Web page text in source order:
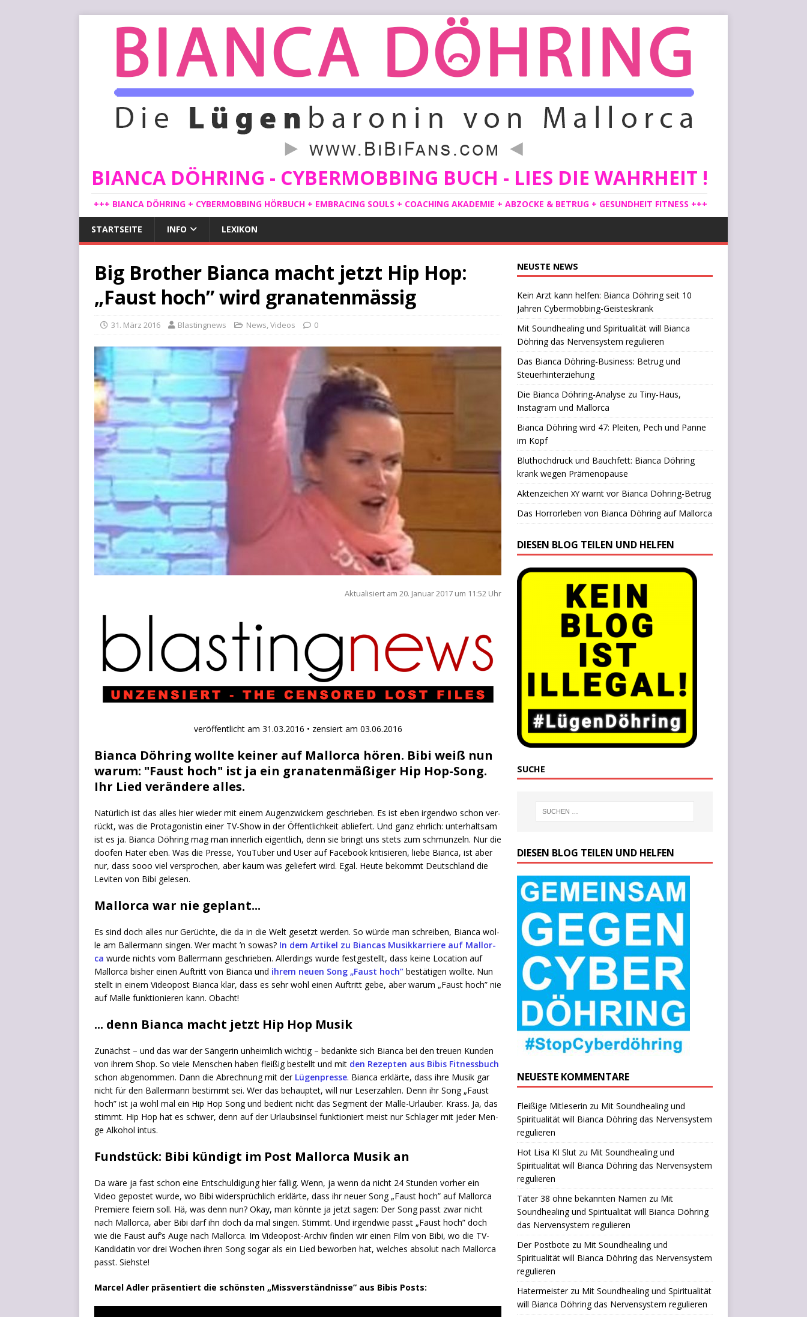
BIANCA DÖHRING - CYBERMOBBING BUCH - LIES DIE WAHRHEIT !
+++ BIANCA DÖHRING + CYBERMOBBING HÖRBUCH + EMBRACING SOULS + COACHING AKADEMIE + ABZOCKE & BETRUG + GESUNDHEIT FITNESS +++
STARTSEITE INFO LEXIKON
Big Brother Bianca macht jetzt Hip Hop:
„Faust hoch” wird granatenmässig
31. März 2016 Blastingnews News,Videos 0
Aktua­li­siert am 20. Janu­ar 2017 um 11:52 Uhr
ver­öf­fent­licht am 31.03.2016 • zen­siert am 03.06.2016
Bianca Döhring wollte keiner auf Mallorca hören. Bibi weiß nun
warum: "Faust hoch" ist ja ein granatenmäßiger Hip Hop-Song.
Ihr Lied verändere alles.
Natür­lich ist das alles hier wie­der mit einem Augen­zwi­ckern geschrie­ben. Es ist eben irgend­wo schon ver­
rückt, was die Prot­ago­nis­tin einer TV-Show in der Öffent­lich­keit ablie­fert. Und ganz ehr­lich: unter­halt­sam
ist es ja. Bian­ca Döh­ring mag man inner­lich eigent­lich, denn sie bringt uns stets zum schmun­zeln. Nur die
doo­fen Hater eben. Was die Pres­se, You­Tuber und User auf Face­book kri­ti­sie­ren, lie­be Bian­ca, ist aber
nur, dass sooo viel ver­spro­chen, aber kaum was gelie­fert wird. Egal. Heu­te bekommt Deutsch­land die
Levi­ten von Bibi gelesen.
Mallorca war nie geplant...
Es sind doch alles nur Gerüch­te, die da in die Welt gesetzt wer­den. So wür­de man schrei­ben, Bian­ca wol­
le am Bal­ler­mann sin­gen. Wer macht ’n sowas? In dem Arti­kel zu Bian­cas Musik­kar­rie­re auf Mal­lor­
ca wur­de nichts vom Bal­ler­mann geschrie­ben. Aller­dings wur­de fest­ge­stellt, dass kei­ne Loca­ti­on auf
Mal­lor­ca bis­her einen Auf­tritt von Bian­ca und ihrem neu­en Song „Faust hoch” bestä­ti­gen woll­te. Nun
stellt in einem Video­post Bian­ca klar, dass es sehr wohl einen Auf­tritt gebe, aber war­um „Faust hoch” nie
auf Mal­le funk­tio­nie­ren kann. Obacht!
... denn Bianca macht jetzt Hip Hop Musik
Zunächst – und das war der Sän­ge­rin unheim­lich wich­tig – bedank­te sich Bian­ca bei den treu­en Kun­den
von ihrem Shop. So vie­le Men­schen haben flei­ßig bestellt und mit den Rezep­ten aus Bibis Fit­ness­buch
schon abge­nom­men. Dann die Abrech­nung mit der Lügen­pres­se. Bian­ca erklär­te, dass ihre Musik gar
nicht für den Bal­ler­mann bestimmt sei. Wer das behaup­tet, will nur Leser­zah­len. Denn ihr Song „Faust
hoch” ist ja wohl mal ein Hip Hop Song und bedient nicht das Seg­ment der Mal­le-Urlau­ber. Krass. Ja, das
stimmt. Hip Hop hat es schwer, denn auf der Urlaubs­in­sel funk­tio­niert meist nur Schla­ger mit jeder Men­
ge Alko­hol intus.
Fundstück: Bibi kündigt im Post Mallorca Musik an
Da wäre ja fast schon eine Ent­schul­di­gung hier fäl­lig. Wenn, ja wenn da nicht 24 Stun­den vor­her ein
Video gepos­tet wur­de, wo Bibi wider­sprüch­lich erklär­te, dass ihr neu­er Song „Faust hoch” auf Mal­lor­ca
Pre­mie­re fei­ern soll. Hä, was denn nun? Okay, man könn­te ja jetzt sagen: Der Song passt zwar nicht
nach Mal­lor­ca, aber Bibi darf ihn doch da mal sin­gen. Stimmt. Und irgend­wie passt „Faust hoch” doch
wie die Faust auf’s Auge nach Mal­lor­ca. Im Video­post-Archiv fin­den wir einen Film von Bibi, wo die TV-
Kan­di­da­tin vor drei Wochen ihren Song sogar als ein Lied bewor­ben hat, wel­ches abso­lut nach Mal­lor­ca
passt. Siehste!
Mar­cel Adler prä­sen­tiert die schöns­ten „Miss­ver­ständ­nis­se” aus Bibis Posts:
NEUSTE NEWS
Kein Arzt kann helfen: Bianca Döhring seit 10
Jahren Cybermobbing-Geisteskrank
Mit Soundhealing und Spiritualität will Bianca
Döhring das Nervensystem regulieren
Das Bianca Döhring-Business: Betrug und
Steuerhinterziehung
Die Bianca Döhring-Analyse zu Tiny-Haus,
Instagram und Mallorca
Bianca Döhring wird 47: Pleiten, Pech und Panne
im Kopf
Bluthochdruck und Bauchfett: Bianca Döhring
krank wegen Prämenopause
Aktenzeichen XYwarnt vor Bianca Döhring-Betrug
Das Horrorleben von Bianca Döhring auf Mallorca
DIESEN BLOG TEILEN UND HELFEN
SUCHE
DIESEN BLOG TEILEN UND HELFEN
NEUESTE KOMMENTARE
Fleißige Mitleserin zu Mit Soundhealing und
Spiritualität will Bianca Döhring das Nervensystem
regulieren
Hot Lisa KI Slutzu Mit Soundhealing und
Spiritualität will Bianca Döhring das Nervensystem
regulieren
Täter 38 ohne bekannten Namen zu Mit
Soundhealing und Spiritualität will Bianca Döhring
das Nervensystem regulieren
Der Postbote zu Mit Soundhealing und
Spiritualität will Bianca Döhring das Nervensystem
regulieren
Hatermeisterzu Mit Soundhealing und Spiritualität
will Bianca Döhring das Nervensystem regulieren